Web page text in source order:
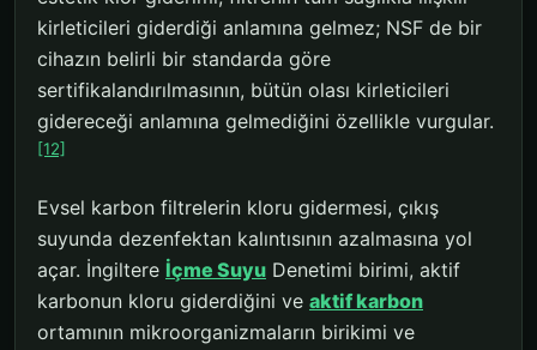
kirleticileri giderdiği anlamına gelmez; NSF de bir
cihazın belirli bir standarda göre
sertifikalandırılmasının, bütün olası kirleticileri
gidereceği anlamına gelmediğini özellikle vurgular.
[12]
Evsel karbon filtrelerin kloru gidermesi, çıkış
suyunda dezenfektan kalıntısının azalmasına yol
açar. İngiltere İçme Suyu Denetimi birimi, aktif
karbonun kloru giderdiğini ve aktif karbon
ortamının mikroorganizmaların birikimi ve